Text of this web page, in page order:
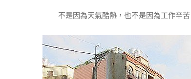
不是因為天氣酷熱，也不是因為工作辛苦